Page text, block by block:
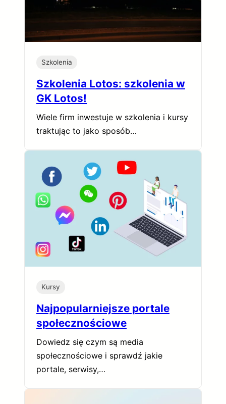
Szkolenia
Szkolenia Lotos: szkolenia w
GK Lotos!
Wiele firm inwestuje w szkolenia i kursy
traktując to jako sposób…
Kursy
Najpopularniejsze portale
społecznościowe
Dowiedz się czym są media
społecznościowe i sprawdź jakie
portale, serwisy,…